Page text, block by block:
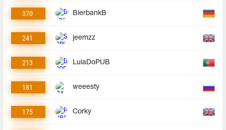
370 BierbankB
241 jeemzz
213 LulaDoPUB
181 weeesty
175 Corky